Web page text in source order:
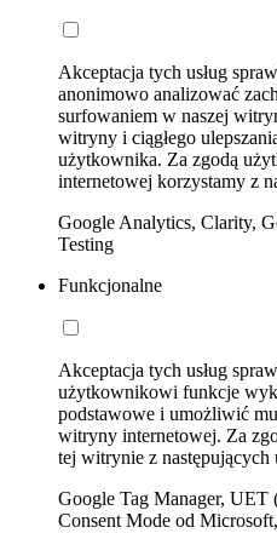
Akceptacja tych usług
anonimowo analizować
surfowaniem w naszej
witryny i ciągłego
użytkownika. Za zgodą
internetowej korzystamy z
Google Analytics, Clarity,
Testing
Funkcjonalne
Akceptacja tych usług
użytkownikowi funkcje
podstawowe i umożliwić
witryny internetowej. Za
tej witrynie z następujących
Google Tag Manager,
Consent Mode od